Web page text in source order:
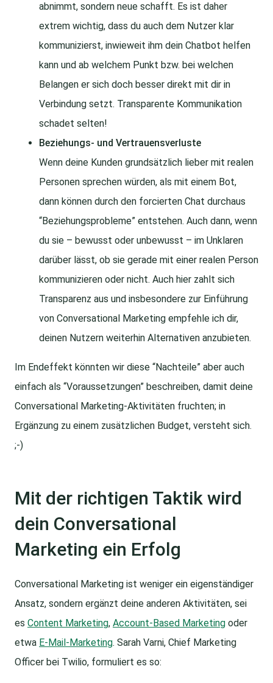
abnimmt, sondern neue schafft. Es ist daher
extrem wichtig, dass du auch dem Nutzer klar
kommunizierst, inwieweit ihm dein Chatbot helfen
kann und ab welchem Punkt bzw. bei welchen
Belangen er sich doch besser direkt mit dir in
Verbindung setzt. Transparente Kommunikation
schadet selten!
Beziehungs- und Vertrauensverluste
Wenn deine Kunden grundsätzlich lieber mit realen
Personen sprechen würden, als mit einem Bot,
dann können durch den forcierten Chat durchaus
“Beziehungsprobleme” entstehen. Auch dann, wenn
du sie – bewusst oder unbewusst – im Unklaren
darüber lässt, ob sie gerade mit einer realen Person
kommunizieren oder nicht. Auch hier zahlt sich
Transparenz aus und insbesondere zur Einführung
von Conversational Marketing empfehle ich dir,
deinen Nutzern weiterhin Alternativen anzubieten.
Im Endeffekt könnten wir diese “Nachteile” aber auch
einfach als “Voraussetzungen” beschreiben, damit deine
Conversational Marketing-Aktivitäten fruchten; in
Ergänzung zu einem zusätzlichen Budget, versteht sich.
;-)
Mit der richtigen Taktik wird
dein Conversational
Marketing ein Erfolg
Conversational Marketing ist weniger ein eigenständiger
Ansatz, sondern ergänzt deine anderen Aktivitäten, sei
es Content Marketing, Account-Based Marketing oder
etwa E-Mail-Marketing. Sarah Varni, Chief Marketing
Officer bei Twilio, formuliert es so: